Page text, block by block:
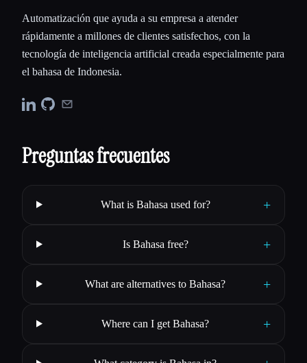
Automatización que ayuda a su empresa a atender
rápidamente a millones de clientes satisfechos, con la
tecnología de inteligencia artificial creada especialmente para
el bahasa de Indonesia.
Preguntas frecuentes
What is Bahasa used for? +
Is Bahasa free? +
What are alternatives to Bahasa? +
Where can I get Bahasa? +